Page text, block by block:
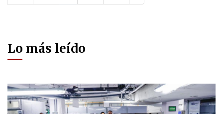
Lo más leído